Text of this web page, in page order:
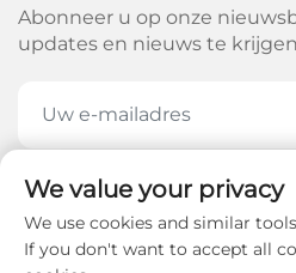
stellen deze productielijnen
marktconcurrentiekracht te
Abonneer u op onze
updates en nieuws te krijgen
ABONNEREN
We value your privacy
We use cookies and similar
If you don't want to accept all